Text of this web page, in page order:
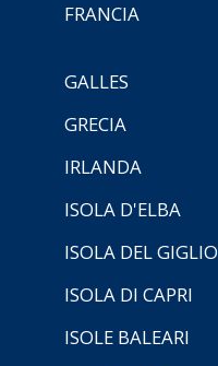
FRANCIA
GALLES
GRECIA
IRLANDA
ISOLA D'ELBA
ISOLA DEL GIGLIO
ISOLA DI CAPRI
ISOLE BALEARI